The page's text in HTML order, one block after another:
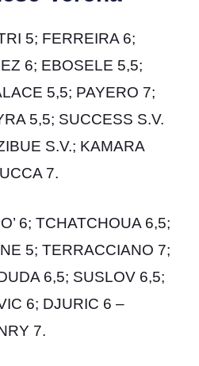
5; FERREIRA 6;
6; EBOSELE 5,5;
5,5; PAYERO 7;
5,5; SUCCESS S.V.
S.V.; KAMARA
7.
6; TCHATCHOUA 6,5;
5; TERRACCIANO 7;
6,5; SUSLOV 6,5;
6; DJURIC 6 –
7.